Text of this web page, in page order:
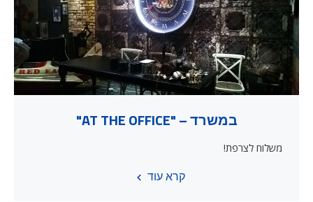
במשרד – "AT THE OFFICE"
משלוח לצרפת!
קרא עוד